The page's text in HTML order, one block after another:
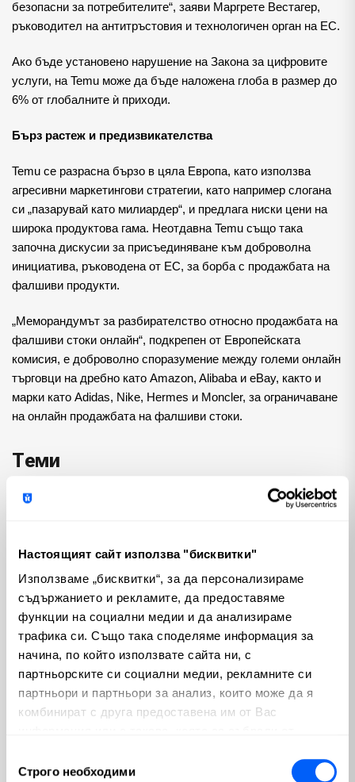
Настоящият сайт използва "бисквитки"
Използваме „бисквитки“, за да персонализираме
съдържанието и рекламите, да предоставяме
функции на социални медии и да анализираме
трафика си. Също така споделяме информация за
начина, по който използвате сайта ни, с
партньорските си социални медии, рекламните си
партньори и партньори за анализ, които може да я
комбинират с друга предоставена им от Вас
наСтрого необходими
безопасни за потребителите“, заяви Маргрете Вестагер,
ръководител на антитръстовия и технологичен орган на ЕС.
Ако бъде установено нарушение на Закона за цифровите
услуги, на Temu може да бъде наложена глоба в размер до
6% от глобалните ѝ приходи.
Бърз растеж и предизвикателства
Temu се разрасна бързо в цяла Европа, като използва
агресивни маркетингови стратегии, като например слогана
си „пазарувай като милиардер“, и предлага ниски цени на
широка продуктова гама. Неотдавна Temu също така
започна дискусии за присъединяване към доброволна
инициатива, ръководена от ЕС, за борба с продажбата на
фалшиви продукти.
„Меморандумът за разбирателство относно продажбата на
фалшиви стоки онлайн“, подкрепен от Европейската
комисия, е доброволно споразумение между големи онлайн
търговци на дребно като Amazon, Alibaba и eBay, както и
марки като Adidas, Nike, Hermes и Moncler, за ограничаване
на онлайн продажбата на фалшиви стоки.
Теми
Макроикономика(280) Emerging Markets
България (56) Изкуствен интелект (65)
Геополитика Политика
Недвижими имоти(12)